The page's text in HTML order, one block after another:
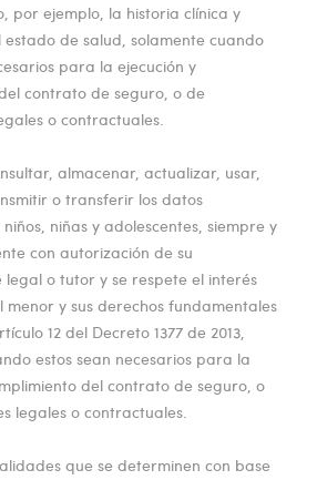
por ejemplo, la historia clínica y
de salud, solamente cuando
para la ejecución y
contrato de seguro, o de
o contractuales.
almacenar, actualizar, usar,
o transferir los datos
niñas y adolescentes, siempre y
con autorización de su
o tutor y se respete el interés
menor y sus derechos fundamentales
12 del Decreto 1377 de 2013,
estos sean necesarios para la
del contrato de seguro, o
legales o contractuales.
que se determinen con base